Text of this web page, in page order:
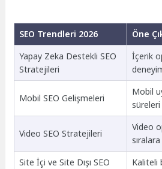
SEO Trendleri 2026
Öne
Yapay Zeka Destekli SEO
Stratejileri
İçerik
Mobil SEO Gelişmeleri
Mobil
süreleri
Video SEO Stratejileri
Video
Site İçi ve Site Dışı SEO
Kaliteli